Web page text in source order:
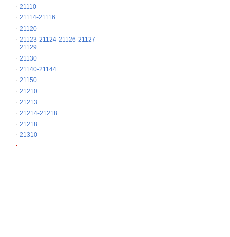
21110
21114-21116
21120
21123-21124-21126-21127-
21129
21130
21140-21144
21150
21210
21213
21214-21218
21218
21310